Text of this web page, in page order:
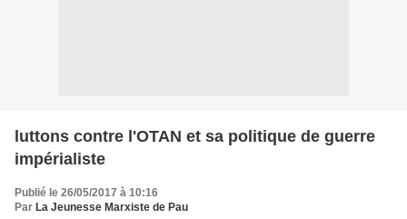
luttons contre l'OTAN et sa politique de guerre
impérialiste
Publié le 26/05/2017 à 10:16
Par La Jeunesse Marxiste de Pau